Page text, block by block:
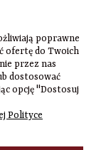
Szybki
kontakt
Zamówienia
poprawne
ofertę do Twoich
przez nas
dostosować
opcję "Dostosuj
Polityce